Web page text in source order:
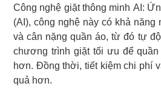
Công nghệ giặt thông minh AI:
(AI), công nghệ này có khả năng
và cân nặng quần áo, từ đó tự
chương trình giặt tối ưu để
hơn. Đồng thời, tiết kiệm chi phí
quả hơn.